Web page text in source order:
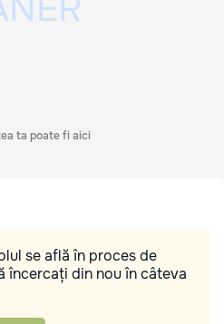
ta poate fi aici
se află în proces de
încercați din nou în câteva